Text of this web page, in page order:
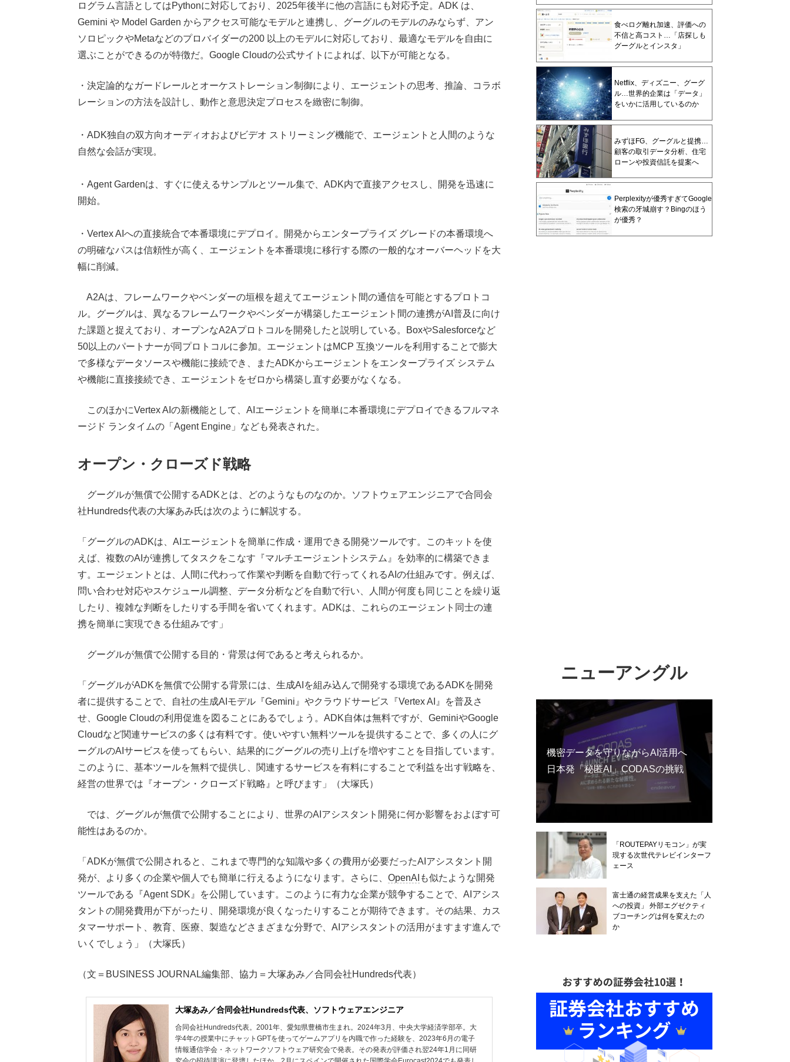
ログラム言語としてはPythonに対応しており、2025年後半に他の言語にも対応予定。ADK は、
Gemini や Model Garden からアクセス可能なモデルと連携し、グーグルのモデルのみならず、アン
ソロピックやMetaなどのプロバイダーの200 以上のモデルに対応しており、最適なモデルを自由に
選ぶことができるのが特徴だ。Google Cloudの公式サイトによれば、以下が可能となる。
・決定論的なガードレールとオーケストレーション制御により、エージェントの思考、推論、コラボ
レーションの方法を設計し、動作と意思決定プロセスを緻密に制御。
・ADK独自の双方向オーディオおよびビデオ ストリーミング機能で、エージェントと人間のような
自然な会話が実現。
・Agent Gardenは、すぐに使えるサンプルとツール集で、ADK内で直接アクセスし、開発を迅速に
開始。
・Vertex AIへの直接統合で本番環境にデプロイ。開発からエンタープライズ グレードの本番環境へ
の明確なパスは信頼性が高く、エージェントを本番環境に移行する際の一般的なオーバーヘッドを大
幅に削減。
A2Aは、フレームワークやベンダーの垣根を超えてエージェント間の通信を可能とするプロトコ
ル。グーグルは、異なるフレームワークやベンダーが構築したエージェント間の連携がAI普及に向け
た課題と捉えており、オープンなA2Aプロトコルを開発したと説明している。BoxやSalesforceなど
50以上のパートナーが同プロトコルに参加。エージェントはMCP 互換ツールを利用することで膨大
で多様なデータソースや機能に接続でき、またADKからエージェントをエンタープライズ システム
や機能に直接接続でき、エージェントをゼロから構築し直す必要がなくなる。
このほかにVertex AIの新機能として、AIエージェントを簡単に本番環境にデプロイできるフルマネ
ージド ランタイムの「Agent Engine」なども発表された。
オープン・クローズド戦略
グーグルが無償で公開するADKとは、どのようなものなのか。ソフトウェアエンジニアで合同会
社Hundreds代表の大塚あみ氏は次のように解説する。
「グーグルのADKは、AIエージェントを簡単に作成・運用できる開発ツールです。​このキットを使
えば、複数のAIが連携してタスクをこなす『マルチエージェントシステム』を効率的に構築できま
す。エージェントとは、人間に代わって作業や判断を自動で行ってくれるAIの仕組みです。例えば、
問い合わせ対応やスケジュール調整、データ分析などを自動で行い、人間が何度も同じことを繰り返
したり、複雑な判断をしたりする手間を省いてくれます。ADKは、これらのエージェント同士の連
携を簡単に実現できる仕組みです」
グーグルが無償で公開する目的・背景は何であると考えられるか。
「グーグルがADKを無償で公開する背景には、生成AIを組み込んで開発する環境であるADKを開発
者に提供することで、自社の生成AIモデル『Gemini』やクラウドサービス『Vertex AI』を普及さ
せ、Google Cloudの利用促進を図ることにあるでしょう。ADK自体は無料ですが、GeminiやGoogle
Cloudなど関連サービスの多くは有料です。使いやすい無料ツールを提供することで、多くの人にグ
ーグルのAIサービスを使ってもらい、結果的にグーグルの売り上げを増やすことを目指しています。
このように、基本ツールを無料で提供し、関連するサービスを有料にすることで利益を出す戦略を、
経営の世界では『オープン・クローズド戦略』と呼びます」（大塚氏）
では、グーグルが無償で公開することにより、世界のAIアシスタント開発に何か影響をおよぼす可
能性はあるのか。
「ADKが無償で公開されると、これまで専門的な知識や多くの費用が必要だったAIアシスタント開
発が、より多くの企業や個人でも簡単に行えるようになります。さらに、 OpenAI も似たような開発
ツールである『Agent SDK』を公開しています。このように有力な企業が競争することで、AIアシス
タントの開発費用が下がったり、開発環境が良くなったりすることが期待できます。その結果、カス
タマーサポート、教育、医療、製造などさまざまな分野で、AIアシスタントの活用がますます進んで
いくでしょう」（大塚氏）
（文＝BUSINESS JOURNAL編集部、協力＝大塚あみ／合同会社Hundreds代表）
大塚あみ／合同会社Hundreds代表、ソフトウェアエンジニア
合同会社Hundreds代表。2001年、愛知県豊橋市生まれ。2024年3月、中央大学経済学部卒。大
学4年の授業中にチャットGPTを使ってゲームアプリを内職で作った経験を、2023年6月の電子
情報通信学会・ネットワークソフトウェア研究会で発表。その発表が評価され翌24年1月に同研
食べログ離れ加速、評価への
不信と高コスト…「店探しも
グーグルとインスタ」
Netflix、ディズニー、グーグ
ル…世界的企業は「データ」
をいかに活用しているのか
みずほFG、グーグルと提携…
顧客の取引データ分析、住宅
ローンや投資信託を提案へ
Perplexityが優秀すぎてGoogle
検索の牙城崩す？Bingのほう
が優秀？
ニューアングル
機密データを守りながらAI活用へ
日本発「秘匿AI」CODASの挑戦
「ROUTEPAYリモコン」が実
現する次世代テレビインターフ
ェース
富士通の経営成果を支えた「人
への投資」 外部エグゼクティ
ブコーチングは何を変えたの
か